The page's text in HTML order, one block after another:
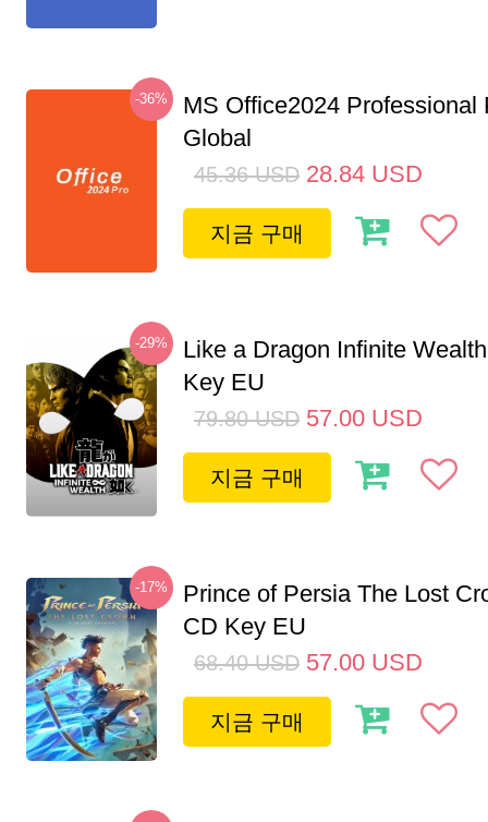
-36%
MS Office2024 Professional
Global
45.36 USD 28.84 USD
지금 구매
-29%
Like a Dragon Infinite
Key EU
79.80 USD 57.00 USD
지금 구매
-17%
Prince of Persia The Lost
CD Key EU
68.40 USD 57.00 USD
지금 구매